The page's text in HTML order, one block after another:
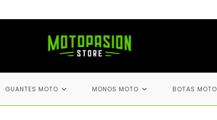
GUANTES MOTO MONOS MOTO BOTAS MOTO